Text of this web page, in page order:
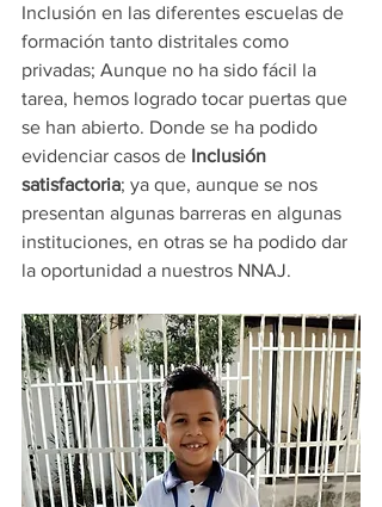
Inclusión en las diferentes escuelas de
formación tanto distritales como
privadas; Aunque no ha sido fácil la
tarea, hemos logrado tocar puertas que
se han abierto. Donde se ha podido
evidenciar casos de Inclusión
satisfactoria; ya que, aunque se nos
presentan algunas barreras en algunas
instituciones, en otras se ha podido dar
la oportunidad a nuestros NNAJ.